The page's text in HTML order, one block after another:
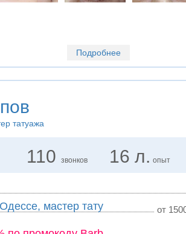
Подробнее
татуажа
110звонков 16 л. опыт
мастер тату от